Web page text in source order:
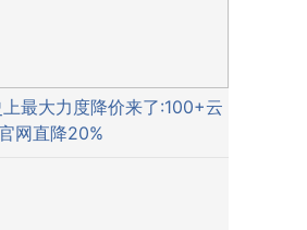
最大力度降价来了:100+云
网直降20%